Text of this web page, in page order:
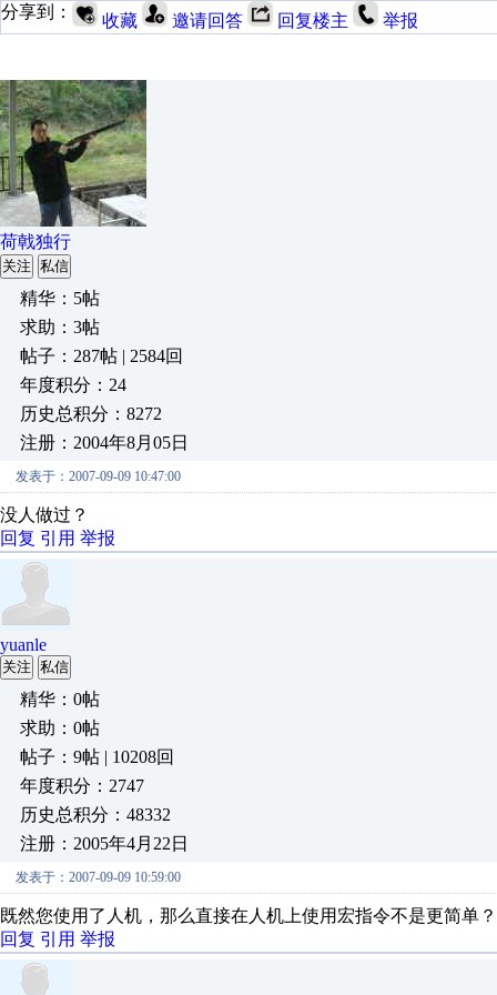
分享到： 收藏 邀请回答 回复楼主 举报
荷戟独行
关注 私信
精华：5帖
求助：3帖
帖子：287帖 | 2584回
年度积分：24
历史总积分：8272
注册：2004年8月05日
发表于：2007-09-09 10:47:00
没人做过？
回复 引用 举报
yuanle
关注 私信
精华：0帖
求助：0帖
帖子：9帖 | 10208回
年度积分：2747
历史总积分：48332
注册：2005年4月22日
发表于：2007-09-09 10:59:00
既然您使用了人机，那么直接在人机上使用宏指令不是更简单？
回复 引用 举报